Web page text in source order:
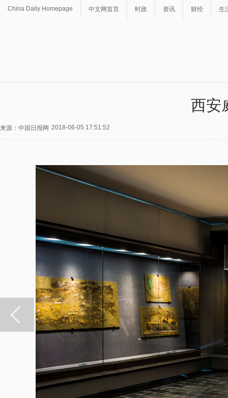
China Daily Homepage 中文网首页 时政 资讯 财经 生
西安
来源：中国日报网 2018-06-05 17:51:52